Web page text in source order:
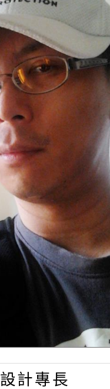
設計專長